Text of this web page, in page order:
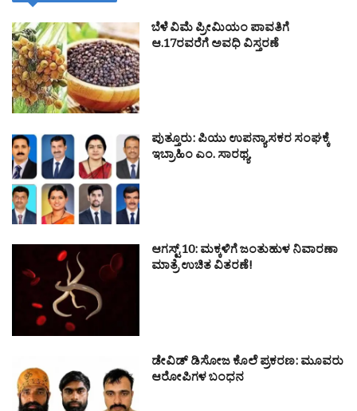
ಬೆಳೆ ವಿಮೆ ಪ್ರೀಮಿಯಂ ಪಾವತಿಗೆ
ಆ.17ರವರೆಗೆ ಅವಧಿ ವಿಸ್ತರಣೆ
ಪುತ್ತೂರು: ಪಿಯು ಉಪನ್ಯಾಸಕರ ಸಂಘಕ್ಕೆ
ಇಬ್ರಾಹಿಂ ಎಂ. ಸಾರಥ್ಯ
ಆಗಸ್ಟ್ 10: ಮಕ್ಕಳಿಗೆ ಜಂತುಹುಳ ನಿವಾರಣಾ
ಮಾತ್ರೆ ಉಚಿತ ವಿತರಣೆ!
ಡೇವಿಡ್ ಡಿಸೋಜ ಕೊಲೆ ಪ್ರಕರಣ: ಮೂವರು
ಆರೋಪಿಗಳ ಬಂಧನ